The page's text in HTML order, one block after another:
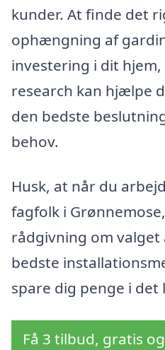
kunder. At finde det
ophængning af
investering i dit
research kan hjælpe
den bedste
behov.
Husk, at når du
fagfolk i
rådgivning om
bedste
spare dig penge i det
Få 3 tilbud, gratis